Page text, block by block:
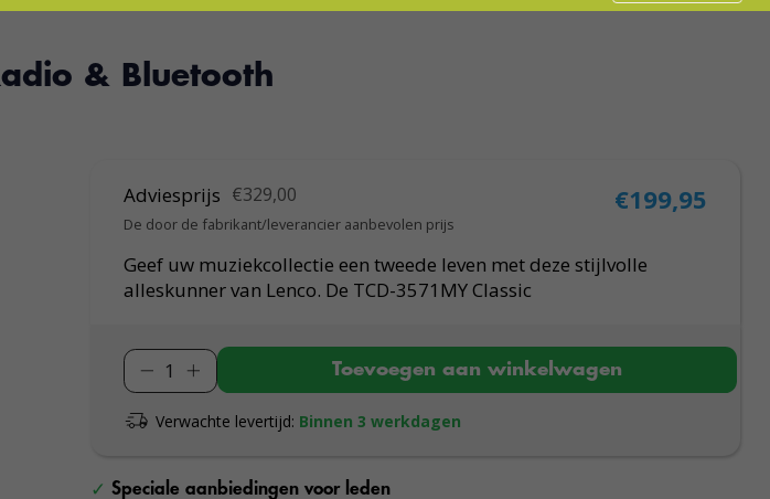
& Bluetooth
Adviesprijs €329,00
De door de fabrikant/leverancier aanbevolen prijs
€199,95
Geef uw muziekcollectie een tweede leven met deze stijlvolle
alleskunner van Lenco. De TCD-3571MY Classic
Toevoegen aan winkelwagen
Verwachte levertijd: Binnen 3 werkdagen
Speciale aanbiedingen voor leden